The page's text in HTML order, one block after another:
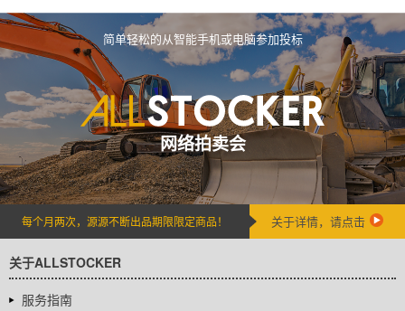
简单轻松的从智能手机或电脑参加投标
网络拍卖会
每个月两次，源源不断出品期限限定商品！ 关于详情，请点击
关于ALLSTOCKER
服务指南